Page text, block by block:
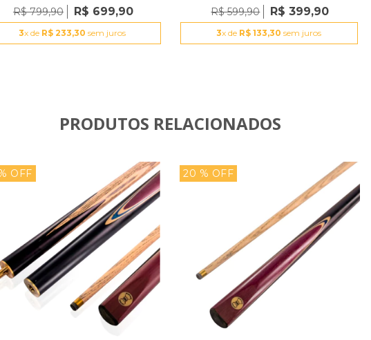
R$ 799,90 R$ 699,90
3x de R$ 233,30 sem juros
R$ 599,90 R$ 399,90
3x de R$ 133,30 sem juros
PRODUTOS RELACIONADOS
OFF 20 % OFF